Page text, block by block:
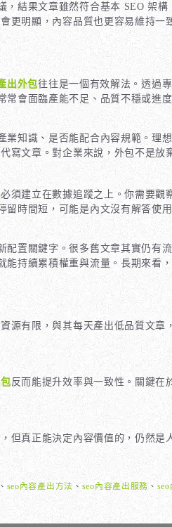
結果文章雖然符合基本 SEO 架
更明顯，內容品質也更容易維持一
出外包往往是一個有效解法。透過
會面臨產能不足、品質不穩或進
知識、是否能配合內容規範。理
寫文章。對企業來說，外包不是放
必須建立在數據追蹤之上。你需要觀
時間短，可能是內文沒有解答
置關鍵字。很多舊文章其實仍有
持續累積權重與流量。長期來看
源有限，與其每天產出低品質文
反而能提升效率與一致性。關鍵在
但真正能決定內容價值的，仍然
、 seo內容產出方法 、 seo內容產出服務 、